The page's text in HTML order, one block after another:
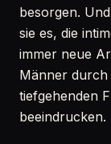
besorgen.
sie es, die
immer neue
Männer durch
tiefgehenden
beeindrucken.